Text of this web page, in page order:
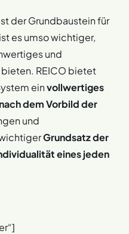
der Grundbaustein für
es umso wichtiger,
und
REICO bietet
einvollwertiges
dem Vorbild der
und
Grundsatz der
eines jeden